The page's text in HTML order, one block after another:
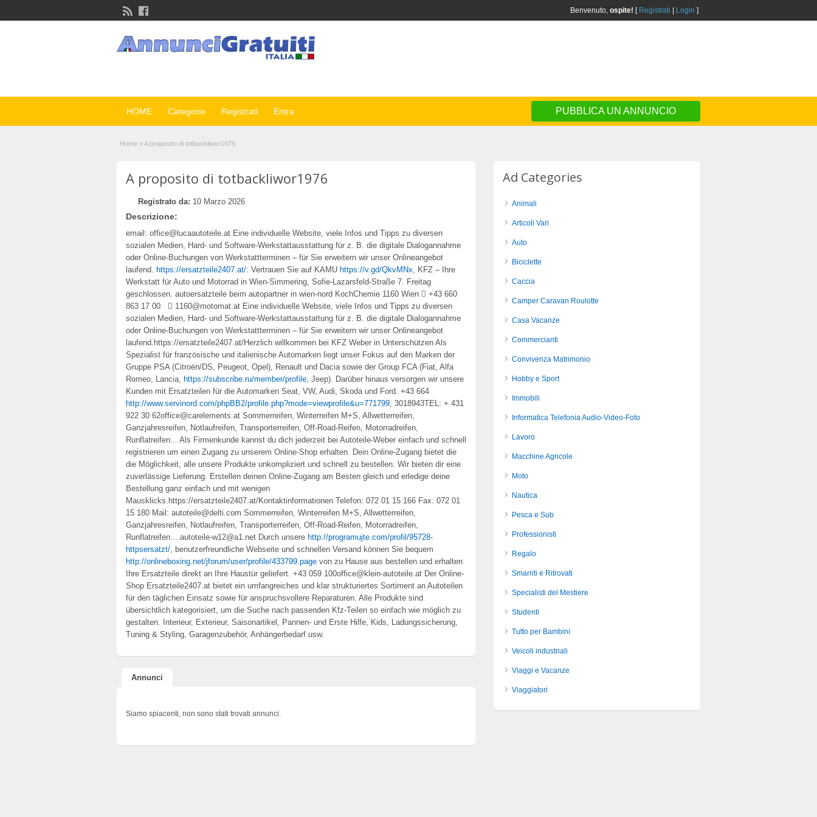
Benvenuto, ospite! [ Registrati Login ]
HOME Categorie Registrati Entra PUBBLICA UN ANNUNCIO
Home »A proposito di totbackliwor1976
A proposito di totbackliwor1976
Registrato da: 10 Marzo 2026
Descrizione:
email: office@lucaautoteile.at Eine individuelle Website, viele Infos und Tipps zu diversen
sozialen Medien, Hard- und Software-Werkstattausstattung für z. B. die digitale Dialogannahme
oder Online-Buchungen von Werkstattterminen – für Sie erweitern wir unser Onlineangebot
laufend. https://ersatzteile2407.at/: Vertrauen Sie auf KAMU https://v.gd/QkvMNx, KFZ – Ihre
Werkstatt für Auto und Motorrad in Wien-Simmering, Sofie-Lazarsfeld-Straße 7. Freitag
geschlossen. autoersatzteile beim autopartner in wien-nord KochChemie 1160 Wien  +43 660
863 17 00  1160@motomat.at Eine individuelle Website, viele Infos und Tipps zu diversen
sozialen Medien, Hard- und Software-Werkstattausstattung für z. B. die digitale Dialogannahme
oder Online-Buchungen von Werkstattterminen – für Sie erweitern wir unser Onlineangebot
laufend.https://ersatzteile2407.at/Herzlich willkommen bei KFZ Weber in Unterschützen Als
Spezialist für französische und italienische Automarken liegt unser Fokus auf den Marken der
Gruppe PSA (Citroën/DS, Peugeot, Opel), Renault und Dacia sowie der Group FCA (Fiat, Alfa
Romeo, Lancia, https://subscribe.ru/member/profile, Jeep). Darüber hinaus versorgen wir unsere
Kunden mit Ersatzteilen für die Automarken Seat, VW, Audi, Skoda und Ford. +43 664
http://www.servinord.com/phpBB2/profile.php?mode=viewprofile&u=771799, 3018943TEL: + 431
922 30 62office@carelements.at Sommerreifen, Winterreifen M+S, Allwetterreifen,
Ganzjahresreifen, Notlaufreifen, Transporterreifen, Off-Road-Reifen, Motorradreifen,
Runflatreifen... Als Firmenkunde kannst du dich jederzeit bei Autoteile-Weber einfach und schnell
registrieren um einen Zugang zu unserem Online-Shop erhalten. Dein Online-Zugang bietet die
die Möglichkeit, alle unsere Produkte unkompliziert und schnell zu bestellen. Wir bieten dir eine
zuverlässige Lieferung. Erstellen deinen Online-Zugang am Besten gleich und erledige deine
Bestellung ganz einfach und mit wenigen
Mausklicks.https://ersatzteile2407.at/Kontaktinformationen Telefon: 072 01 15 166 Fax: 072 01
15 180 Mail: autoteile@delti.com Sommerreifen, Winterreifen M+S, Allwetterreifen,
Ganzjahresreifen, Notlaufreifen, Transporterreifen, Off-Road-Reifen, Motorradreifen,
Runflatreifen... autoteile-w12@a1.net Durch unsere http://programujte.com/profil/95728-
httpsersatzt/, benutzerfreundliche Webseite und schnellen Versand können Sie bequem
http://onlineboxing.net/jforum/user/profile/433799.page von zu Hause aus bestellen und erhalten
Ihre Ersatzteile direkt an Ihre Haustür geliefert. +43 059 100office@klein-autoteile.at Der Online-
Shop Ersatzteile2407.at bietet ein umfangreiches und klar strukturiertes Sortiment an Autoteilen
für den täglichen Einsatz sowie für anspruchsvollere Reparaturen. Alle Produkte sind
übersichtlich kategorisiert, um die Suche nach passenden Kfz-Teilen so einfach wie möglich zu
gestalten. Interieur, Exterieur, Saisonartikel, Pannen- und Erste Hilfe, Kids, Ladungssicherung,
Tuning & Styling, Garagenzubehör, Anhängerbedarf usw.
Annunci
Siamo spiacenti, non sono stati trovati annunci.
Ad Categories
Animali
Articoli Vari
Auto
Biciclette
Caccia
Camper Caravan Roulotte
Casa Vacanze
Commercianti
Convivenza Matrimonio
Hobby e Sport
Immobili
Informatica Telefonia Audio-Video-Foto
Lavoro
Macchine Agricole
Moto
Nautica
Pesca e Sub
Professionisti
Regalo
Smarriti e Ritrovati
Specialisti del Mestiere
Studenti
Tutto per Bambini
Veicoli industriali
Viaggi e Vacanze
Viaggiatori